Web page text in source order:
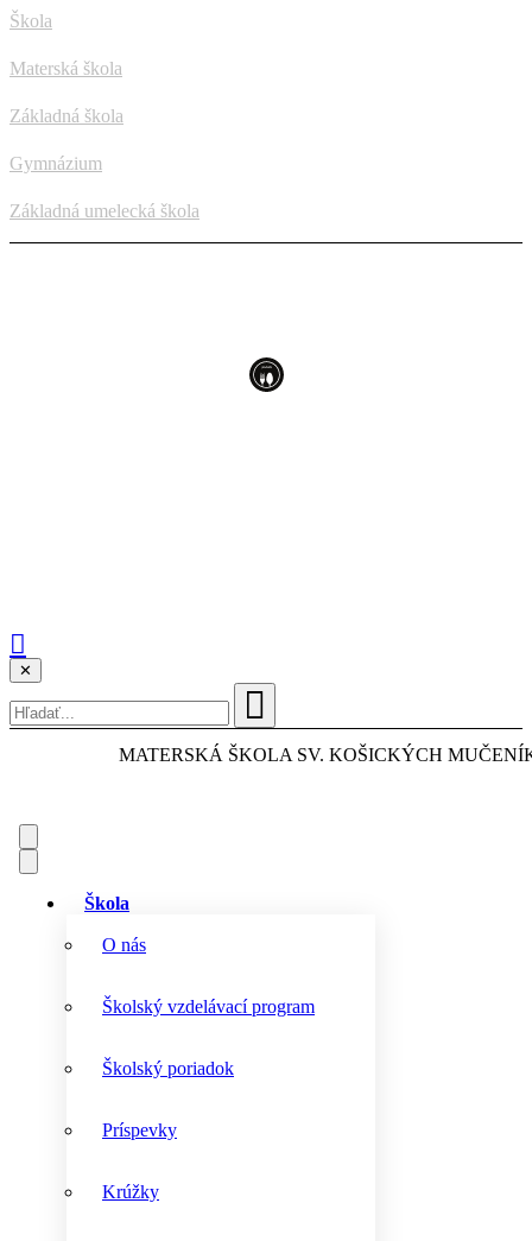
Škola
Materská škola
Základná škola
Gymnázium
Základná umelecká škola
✕
MATERSKÁ ŠKOLA SV. KOŠICKÝCH
Škola
O nás
Školský vzdelávací program
Školský poriadok
Príspevky
Krúžky